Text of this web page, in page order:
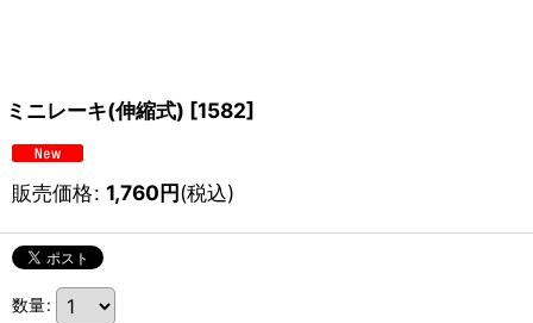
ミニレーキ(伸縮式) [1582]
販売価格: 1,760円(税込)
数量: